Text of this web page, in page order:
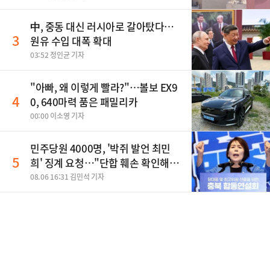
3
中, 중동 대신 러시아로 갈아탔다…
원유 수입 대폭 확대
03:52 정인균 기자
4
"아빠, 왜 이렇게 빨라?"…볼보 EX9
0, 640마력 품은 패밀리카
00:00 이소영 기자
5
민주당원 4000명, '박쥐 발언 최민
희' 징계 요청…"단합 훼손 확인해
야"
08.06 16:31 김민석 기자